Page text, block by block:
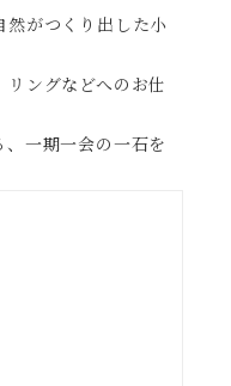
然がつくり出した小
ングなどへのお仕
、一期一会の一石を